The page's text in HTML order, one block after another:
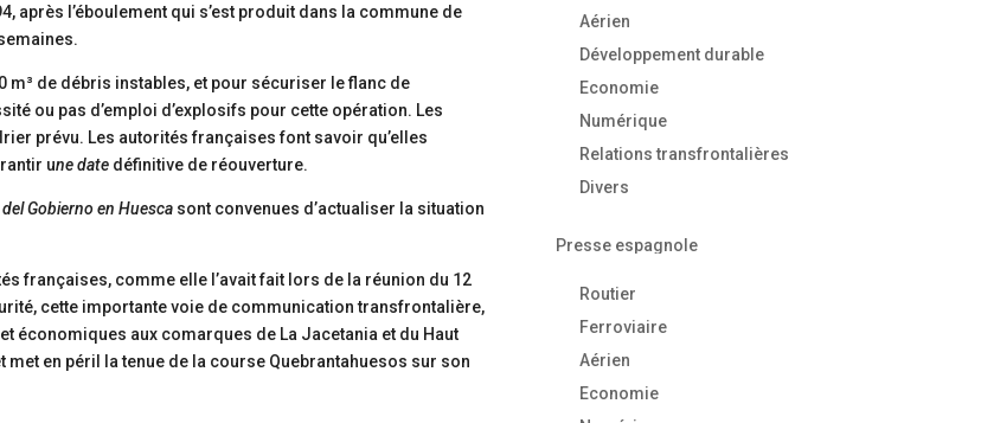
après l’éboulement qui s’est produit dans la commune de
m³ de débris instables, et pour sécuriser le flanc de
ou pas d’emploi d’explosifs pour cette opération. Les
prévu. Les autorités françaises font savoir qu’elles
une date définitive de réouverture.
Gobierno en Huesca sont convenues d’actualiser la situation
françaises, comme elle l’avait fait lors de la réunion du 12
cette importante voie de communication transfrontalière,
économiques aux comarques de La Jacetania et du Haut
en péril la tenue de la course Quebrantahuesos sur son
Aérien
Développement durable
Economie
Numérique
Relations transfrontalières
Divers
Presse espagnole
Routier
Ferroviaire
Aérien
Economie